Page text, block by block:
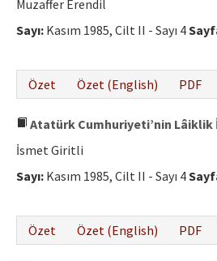
Muzaffer Erendil
Sayı: Kasım 1985, Cilt II - Sayı 4
Özet
Özet (English) PDF
Atatürk Cumhuriyeti’nin Lâiklik
İsmet Giritli
Sayı: Kasım 1985, Cilt II - Sayı 4
Özet
Özet (English) PDF